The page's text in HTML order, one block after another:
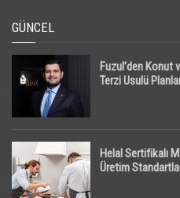
GÜNCEL
Fuzul’den Konut
Terzi Usulü
Helal Sertifikalı
Üretim